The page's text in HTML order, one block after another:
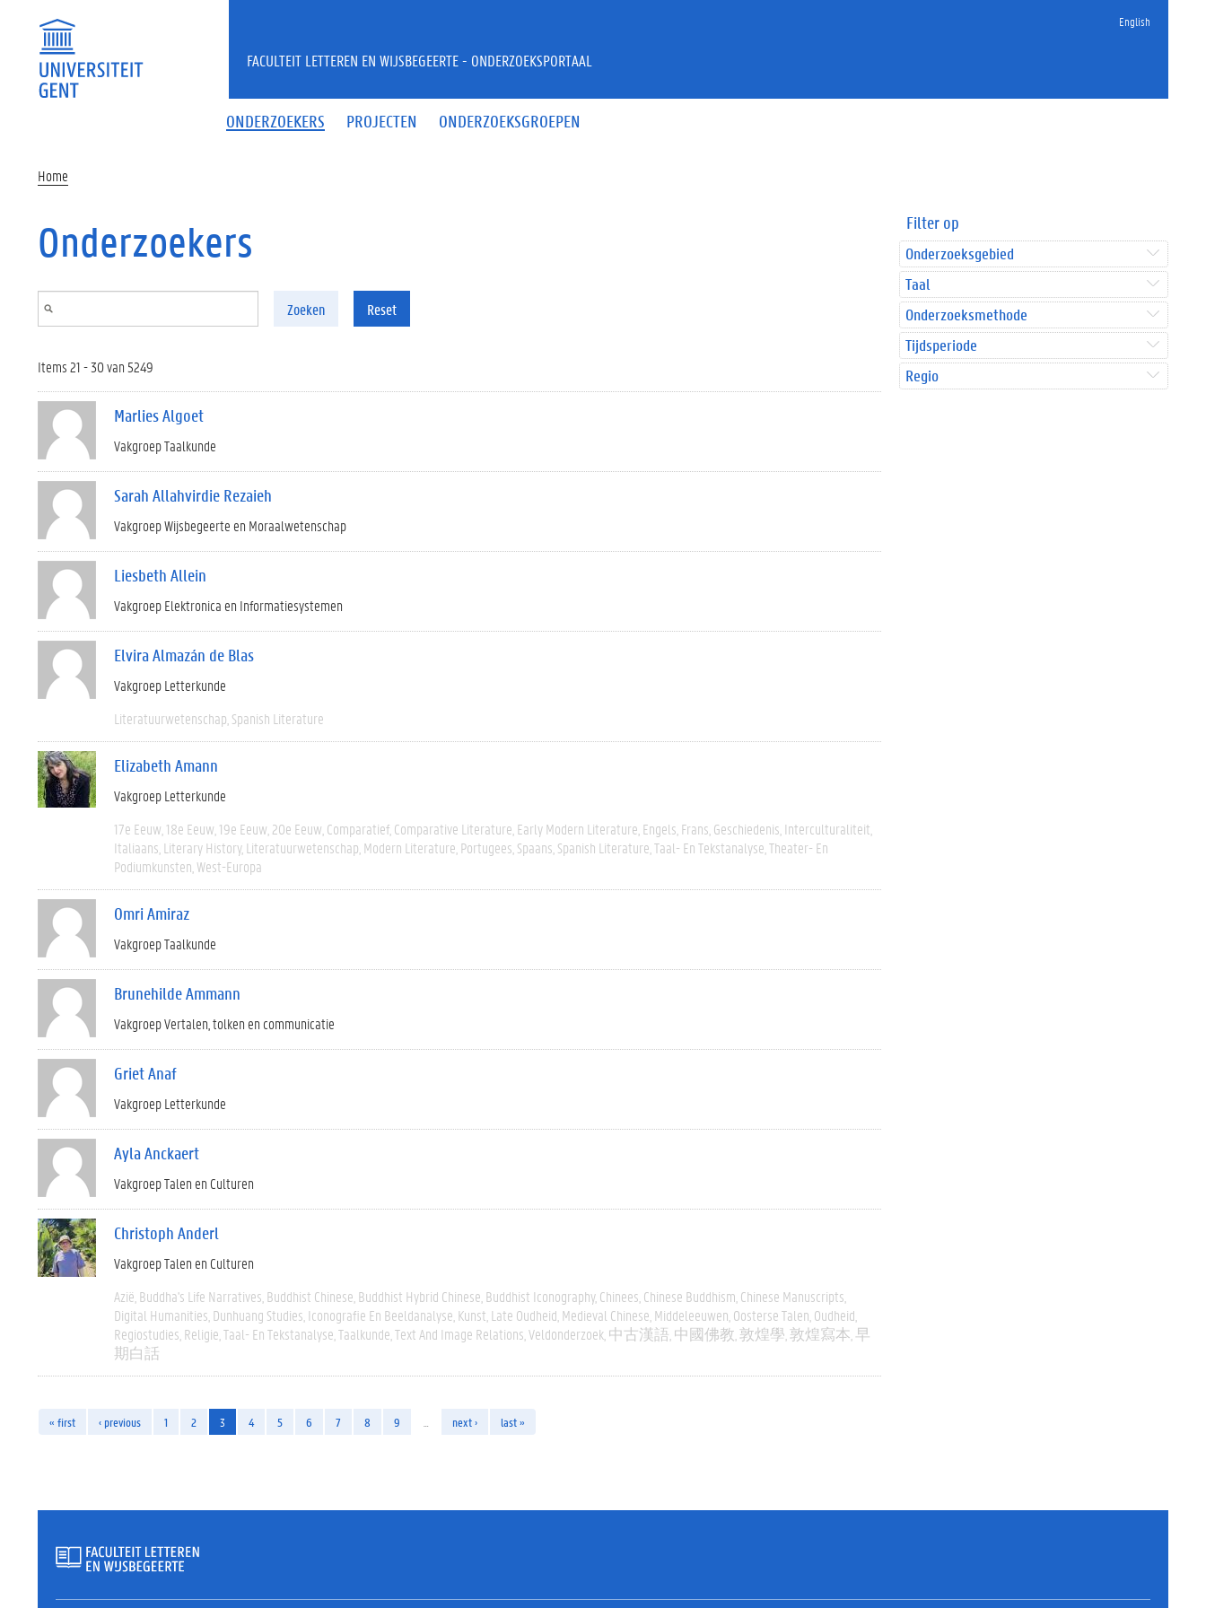
English
ONDERZOEKERS PROJECTEN ONDERZOEKSGROEPEN
FACULTEIT LETTEREN EN WIJSBEGEERTE - ONDERZOEKSPORTAAL
Home
Onderzoekers
Zoeken Reset
Items 21 - 30 van 5249
Marlies Algoet
Vakgroep Taalkunde
Sarah Allahvirdie Rezaieh
Vakgroep Wijsbegeerte en Moraalwetenschap
Liesbeth Allein
Vakgroep Elektronica en Informatiesystemen
Elvira Almazán de Blas
Vakgroep Letterkunde
Literatuurwetenschap Spanish Literature
Elizabeth Amann
Vakgroep Letterkunde
17e Eeuw 18e Eeuw 19e Eeuw 20e Eeuw Comparatief Comparative Literature Early Modern Literature Engels Frans Geschiedenis Interculturaliteit
Italiaans Literary History Literatuurwetenschap Modern Literature Portugees Spaans Spanish Literature Taal- En Tekstanalyse Theater- En
Podiumkunsten West-Europa
Omri Amiraz
Vakgroep Taalkunde
Brunehilde Ammann
Vakgroep Vertalen, tolken en communicatie
Griet Anaf
Vakgroep Letterkunde
Ayla Anckaert
Vakgroep Talen en Culturen
Christoph Anderl
Vakgroep Talen en Culturen
Azië Buddha's Life Narratives Buddhist Chinese Buddhist Hybrid Chinese Buddhist Iconography Chinees Chinese Buddhism Chinese Manuscripts
Digital Humanities Dunhuang Studies Iconografie En Beeldanalyse Kunst Late Oudheid Medieval Chinese Middeleeuwen Oosterse Talen Oudheid
Regiostudies Religie Taal- En Tekstanalyse Taalkunde Text And Image Relations Veldonderzoek 中古漢語 中國佛教 敦煌學 敦煌寫本 早
期白話
« first ‹ previous 1 2 3 4 5 6 7 8 9 next › last »
Filter op
Onderzoeksgebied
Taal
Onderzoeksmethode
Tijdsperiode
Regio